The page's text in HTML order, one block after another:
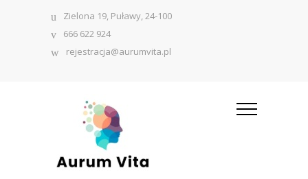
Zielona 19, Puławy, 24-100
666 622 924
rejestracja@aurumvita.pl